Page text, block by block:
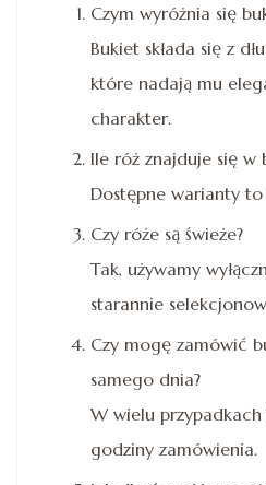
Czym wyróżnia się
Bukiet składa się z
które nadają mu
charakter.
Ile róż znajduje się w
Dostępne warianty to
Czy róże są świeże?
Tak, używamy
starannie
Czy mogę zamówić
samego dnia?
W wielu
godziny zamówienia.